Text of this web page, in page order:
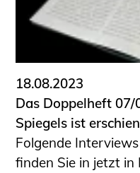
18.08.2023
Das Doppelheft 07/
Spiegels ist
Folgende
finden Sie in jetzt